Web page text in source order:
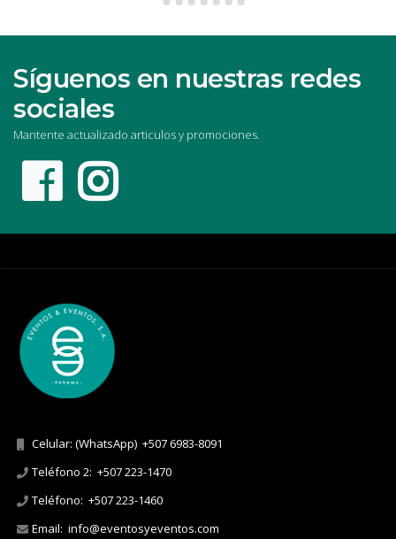
Síguenos en nuestras redes
sociales
Mantente actualizado articulos y promociones.
Celular: (WhatsApp) +507 6983-8091
Teléfono 2: +507 223-1470
Teléfono: +507 223-1460
Email: info@eventosyeventos.com